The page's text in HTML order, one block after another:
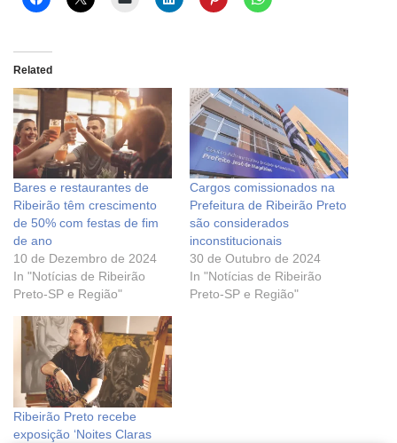
Related
Bares e restaurantes de
Ribeirão têm crescimento
de 50% com festas de fim
de ano
10 de Dezembro de 2024
In "Notícias de Ribeirão
Preto-SP e Região"
Cargos comissionados na
Prefeitura de Ribeirão Preto
são considerados
inconstitucionais
30 de Outubro de 2024
In "Notícias de Ribeirão
Preto-SP e Região"
Ribeirão Preto recebe
exposição ‘Noites Claras